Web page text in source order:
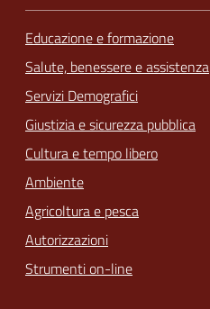
Educazione e formazione
Salute, benessere e assistenza
Servizi Demografici
Giustizia e sicurezza pubblica
Cultura e tempo libero
Ambiente
Agricoltura e pesca
Autorizzazioni
Strumenti on-line